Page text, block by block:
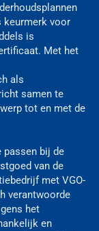
keurmerk voor
is
Met het
als
samen te
tot en met de
passen bij de
van de
met VGO-
verantwoorde
het
en